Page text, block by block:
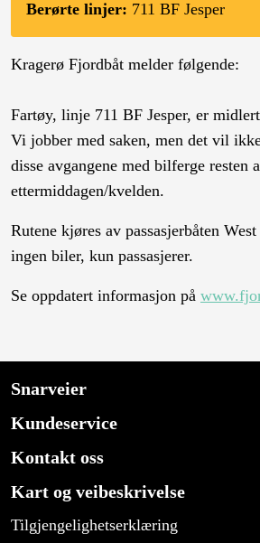
Berørte linjer: 711 BF Jesper
Kragerø Fjordbåt melder følgende:
Fartøy, linje 711 BF Jesper, er
Vi jobber med saken, men det vil
disse avgangene med bilferge resten
ettermiddagen/kvelden.
Rutene kjøres av passasjerbåten
ingen biler, kun passasjerer.
Se oppdatert informasjon på
Snarveier
Kundeservice
Kontakt oss
Kart og veibeskrivelse
Tilgjengelighetserklæring